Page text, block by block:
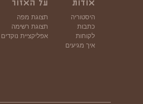
אודות
היסטוריה
כתבות
לקוחות
איך מגיעים
על האזור
תצוגת מפה
תצוגת רשימה
אפליקציית